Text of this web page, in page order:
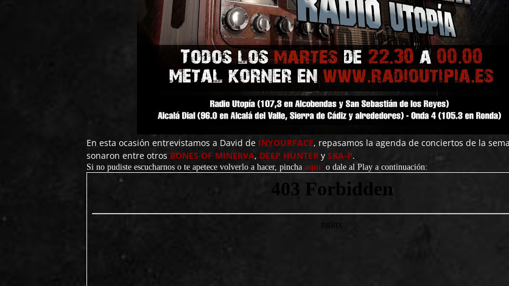
En esta ocasión entrevistamos a David de INYOURFACE, repasamos la agenda de conciertos de la
sonaron entre otros BONES OF MINERVA, DEEP HUNTER ySKA-P.
Si no pudiste escucharnos o te apetece volverlo a hacer, pinchaaquí o dale al Play a continuación: